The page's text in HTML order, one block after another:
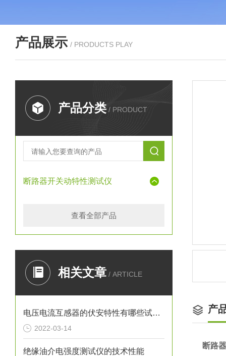
产品展示 / PRODUCTS PLAY
产品分类 / PRODUCT
断路器开关动特性测试仪
查看全部产品
相关文章 / ARTICLE
电压电流互感器的伏安特性有哪些试验方法？
2022-03-14
绝缘油介电强度测试仪的技术性能
产
断路